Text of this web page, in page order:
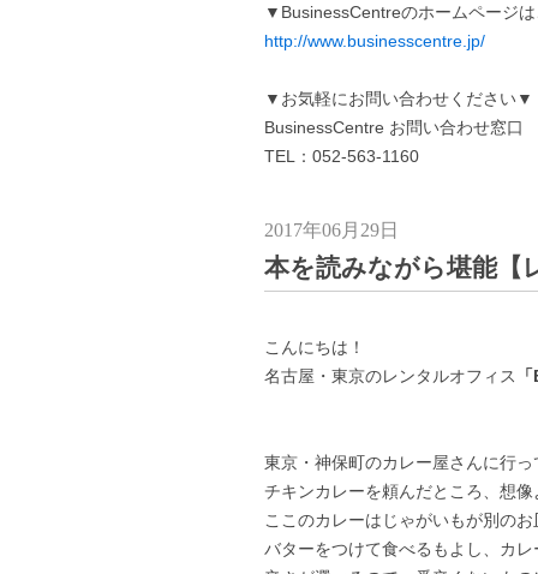
▼BusinessCentreのホームページ
http://www.businesscentre.jp/
▼お気軽にお問い合わせください▼
BusinessCentre お問い合わせ窓口
TEL：052-563-1160
2017年06月29日
本を読みながら堪能【
こんにちは！
名古屋・東京のレンタルオフィス
東京・神保町のカレー屋さんに行
チキンカレーを頼んだところ、想
ここのカレーはじゃがいもが別の
バターをつけて食べるもよし、カ